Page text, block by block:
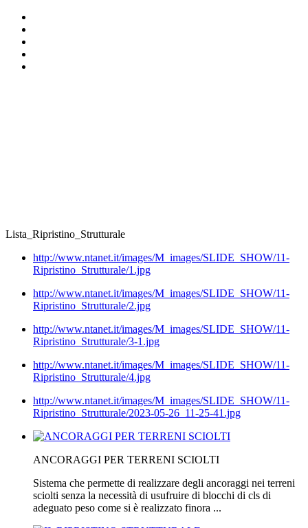
Lista_Ripristino_Strutturale
http://www.ntanet.it/images/M_images/SLIDE_SHOW/11-
Ripristino_Strutturale/1.jpg
http://www.ntanet.it/images/M_images/SLIDE_SHOW/11-
Ripristino_Strutturale/2.jpg
http://www.ntanet.it/images/M_images/SLIDE_SHOW/11-
Ripristino_Strutturale/3-1.jpg
http://www.ntanet.it/images/M_images/SLIDE_SHOW/11-
Ripristino_Strutturale/4.jpg
http://www.ntanet.it/images/M_images/SLIDE_SHOW/11-
Ripristino_Strutturale/2023-05-26_11-25-41.jpg
ANCORAGGI PER TERRENI SCIOLTI
Sistema che permette di realizzare degli ancoraggi nei terreni
sciolti senza la necessità di usufruire di blocchi di cls di
adeguato peso come si è realizzato finora ...